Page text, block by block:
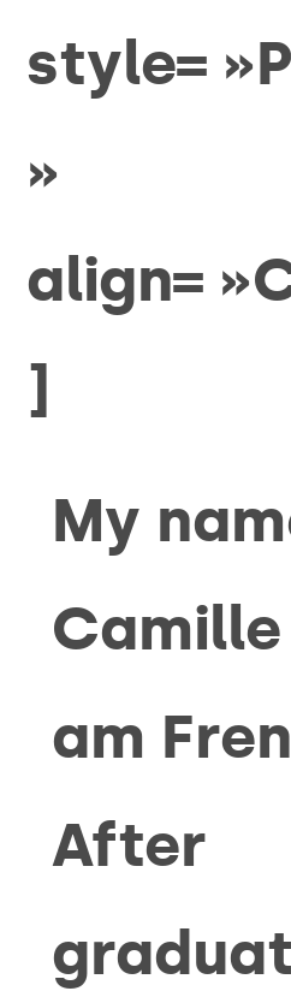
style=
»
align=
]
My
am
After